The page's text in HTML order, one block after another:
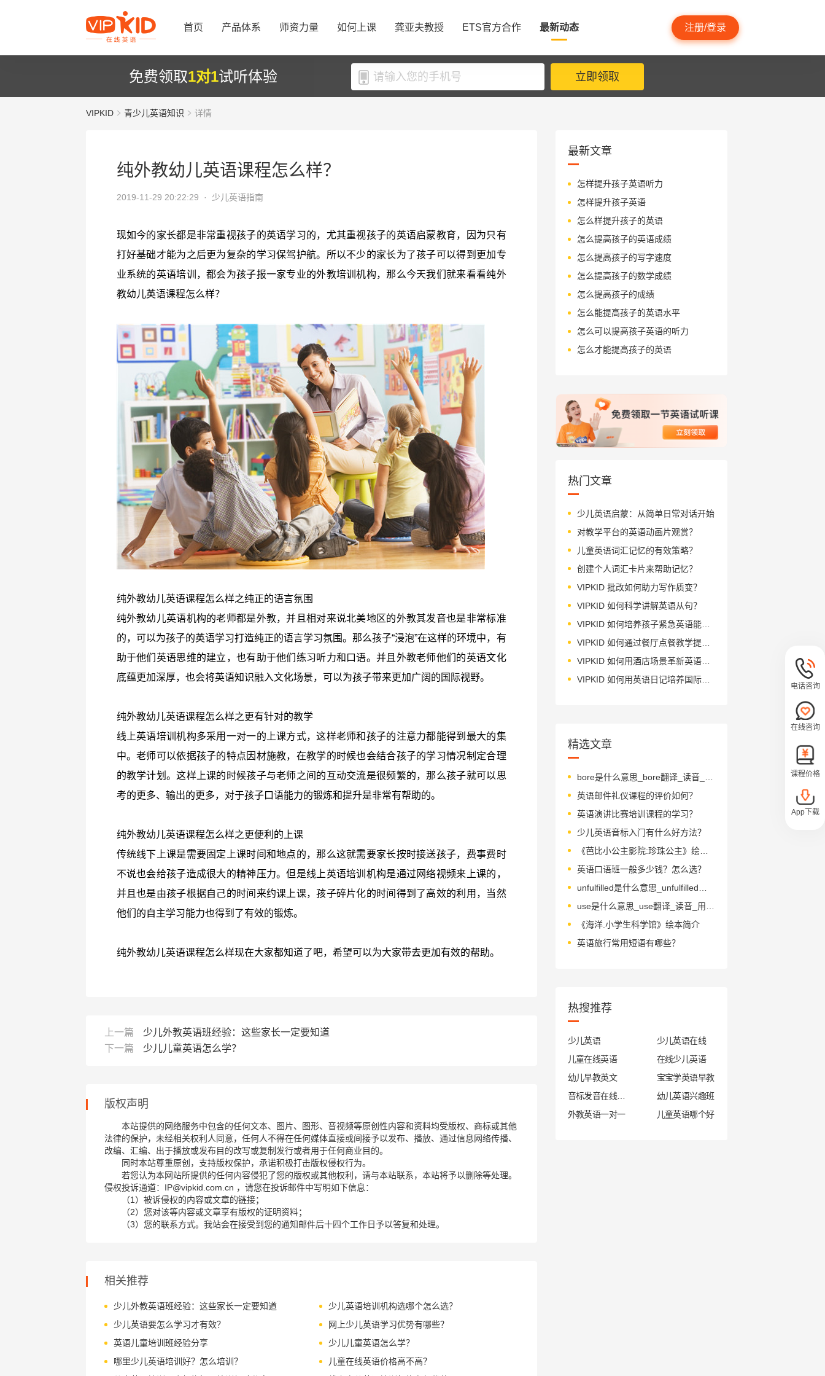
首页 产品体系 师资力量 如何上课 龚亚夫教授 ETS官方合作 最新动态 注册/登录
免费领取1对1试听体验 立即领取
VIPKID 青少儿英语知识 详情
纯外教幼儿英语课程怎么样？
2019-11-29 20:22:29 · 少儿英语指南
现如今的家长都是非常重视孩子的英语学习的，尤其重视孩子的英语启蒙教育，因为只有
打好基础才能为之后更为复杂的学习保驾护航。所以不少的家长为了孩子可以得到更加专
业系统的英语培训，都会为孩子报一家专业的外教培训机构，那么今天我们就来看看纯外
教幼儿英语课程怎么样？
纯外教幼儿英语课程怎么样之纯正的语言氛围
纯外教幼儿英语机构的老师都是外教，并且相对来说北美地区的外教其发音也是非常标准
的，可以为孩子的英语学习打造纯正的语言学习氛围。那么孩子“浸泡”在这样的环境中，有
助于他们英语思维的建立，也有助于他们练习听力和口语。并且外教老师他们的英语文化
底蕴更加深厚，也会将英语知识融入文化场景，可以为孩子带来更加广阔的国际视野。
纯外教幼儿英语课程怎么样之更有针对的教学
线上英语培训机构多采用一对一的上课方式，这样老师和孩子的注意力都能得到最大的集
中。老师可以依据孩子的特点因材施教，在教学的时候也会结合孩子的学习情况制定合理
的教学计划。这样上课的时候孩子与老师之间的互动交流是很频繁的，那么孩子就可以思
考的更多、输出的更多，对于孩子口语能力的锻炼和提升是非常有帮助的。
纯外教幼儿英语课程怎么样之更便利的上课
传统线下上课是需要固定上课时间和地点的，那么这就需要家长按时接送孩子，费事费时
不说也会给孩子造成很大的精神压力。但是线上英语培训机构是通过网络视频来上课的，
并且也是由孩子根据自己的时间来约课上课，孩子碎片化的时间得到了高效的利用，当然
他们的自主学习能力也得到了有效的锻炼。
纯外教幼儿英语课程怎么样现在大家都知道了吧，希望可以为大家带去更加有效的帮助。
上一篇
少儿外教英语班经验：这些家长一定要知道
下一篇
少儿儿童英语怎么学？
版权声明
本站提供的网络服务中包含的任何文本、图片、图形、音视频等原创性内容和资料均受版权、商标或其他
法律的保护，未经相关权利人同意，任何人不得在任何媒体直接或间接予以发布、播放、通过信息网络传播、
改编、汇编、出于播放或发布目的改写或复制发行或者用于任何商业目的。
同时本站尊重原创，支持版权保护，承诺积极打击版权侵权行为。
若您认为本网站所提供的任何内容侵犯了您的版权或其他权利，请与本站联系，本站将予以删除等处理。
侵权投诉通道：IP@vipkid.com.cn ，请您在投诉邮件中写明如下信息：
（1）被诉侵权的内容或文章的链接；
（2）您对该等内容或文章享有版权的证明资料；
（3）您的联系方式。我站会在接受到您的通知邮件后十四个工作日予以答复和处理。
相关推荐
少儿外教英语班经验：这些家长一定要知道
少儿英语培训机构选哪个怎么选？
少儿英语要怎么学习才有效？
网上少儿英语学习优势有哪些？
英语儿童培训班经验分享
少儿儿童英语怎么学？
哪里少儿英语培训好？怎么培训？
儿童在线英语价格高不高？
最新文章
怎样提升孩子英语听力
怎样提升孩子英语
怎么样提升孩子的英语
怎么提高孩子的英语成绩
怎么提高孩子的写字速度
怎么提高孩子的数学成绩
怎么提高孩子的成绩
怎么能提高孩子的英语水平
怎么可以提高孩子英语的听力
怎么才能提高孩子的英语
热门文章
少儿英语启蒙：从简单日常对话开始
对教学平台的英语动画片观赏？
儿童英语词汇记忆的有效策略？
创建个人词汇卡片来帮助记忆？
VIPKID 批改如何助力写作质变？
VIPKID 如何科学讲解英语从句？
VIPKID 如何培养孩子紧急英语能力？
VIPKID 如何通过餐厅点餐教学提升少儿英语应用能力？
VIPKID 如何用酒店场景革新英语教学？
VIPKID 如何用英语日记培养国际化人才？
精选文章
英语邮件礼仪课程的评价如何？
英语演讲比赛培训课程的学习？
少儿英语音标入门有什么好方法？
《芭比小公主影院:珍珠公主》绘本简介
英语口语班一般多少钱？怎么选？
《海洋.小学生科学馆》绘本简介
英语旅行常用短语有哪些？
热搜推荐
少儿英语
少儿英语在线
儿童在线英语
在线少儿英语
幼儿早教英文
宝宝学英语早教
幼儿英语兴趣班
外教英语一对一
儿童英语哪个好
电话咨询
在线咨询
课程价格
App下载